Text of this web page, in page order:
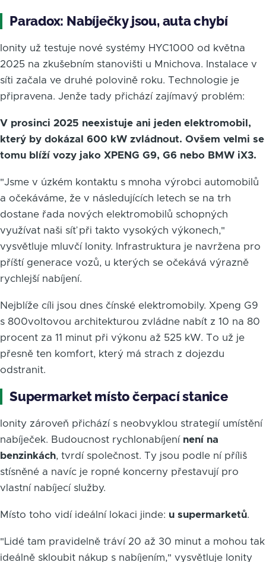
Paradox: Nabíječky jsou, auta chybí
Ionity už testuje nové systémy HYC1000 od května
2025 na zkušebním stanovišti u Mnichova. Instalace v
síti začala ve druhé polovině roku. Technologie je
připravena. Jenže tady přichází zajímavý problém:
V prosinci 2025 neexistuje ani jeden elektromobil,
který by dokázal 600 kW zvládnout. Ovšem velmi se
tomu blíží vozy jako XPENG G9, G6 nebo BMW iX3.
"Jsme v úzkém kontaktu s mnoha výrobci automobilů
a očekáváme, že v následujících letech se na trh
dostane řada nových elektromobilů schopných
využívat naši síť při takto vysokých výkonech,"
vysvětluje mluvčí Ionity. Infrastruktura je navržena pro
příští generace vozů, u kterých se očekává výrazně
rychlejší nabíjení.
Nejblíže cíli jsou dnes čínské elektromobily. Xpeng G9
s 800voltovou architekturou zvládne nabít z 10 na 80
procent za 11 minut při výkonu až 525 kW. To už je
přesně ten komfort, který má strach z dojezdu
odstranit.
Supermarket místo čerpací stanice
Ionity zároveň přichází s neobvyklou strategií umístění
nabíječek. Budoucnost rychlonabíjení není na
benzinkách, tvrdí společnost. Ty jsou podle ní příliš
stísněné a navíc je ropné koncerny přestavují pro
vlastní nabíjecí služby.
Místo toho vidí ideální lokaci jinde: u supermarketů.
"Lidé tam pravidelně tráví 20 až 30 minut a mohou tak
ideálně skloubit nákup s nabíjením," vysvětluje Ionity